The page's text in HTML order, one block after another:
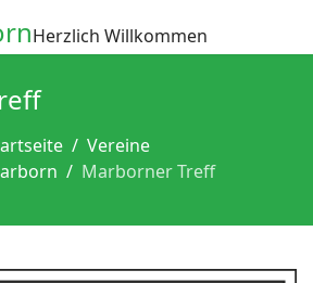
Herzlich Willkommen
Vereine
Marborner Treff